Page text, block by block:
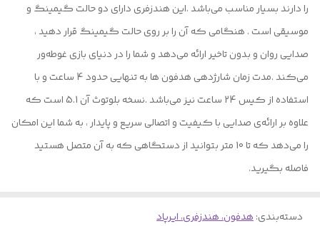
را دارند بسیار مناسب می‌باشد .این هندزفری دارای دو حالت گیمینگ و
موسیقی است . هنگامی که آن را بر روی حالت گیمینگ قرار دهید ،
صدایی روان و بدون تاخیر ارائه می‌دهد و شما را در دنیای بازی غوطه‌ور
می‌کند .مدت زمان شارژدهی هدفون ها به تنهایی حدود 4 ساعت و با
استفاده از کیس 24 ساعت نیز می‌باشد .نسخه بلوتوث آن 5.1 است که
علاوه بر ارائه‌ی صدایی با کیفیت و اتصالی سریع و پایدار ، به شما این امکان
را می‌دهد که تا 10 متر بتوانید از دستگاهی که به آن متصل هستید
فاصله بگیرید.
دسته‌بندی:هدفون، هندزفری، ایرپاد